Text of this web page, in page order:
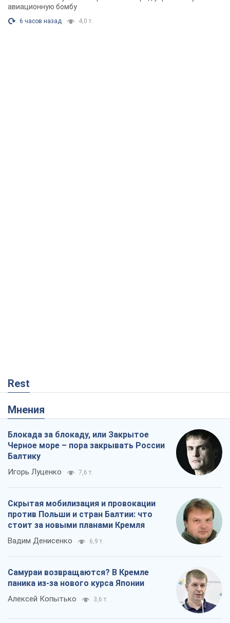
авиационную бомбу
6 часов назад 4,0 т.
Rest
Мнения
Блокада за блокаду, или Закрытое
Черное море – пора закрывать России
Балтику
Игорь Луценко 7,6 т.
Скрытая мобилизация и провокации
против Польши и стран Балтии: что
стоит за новыми планами Кремля
Вадим Денисенко 6,9 т.
Самураи возвращаются? В Кремле
паника из-за нового курса Японии
Алексей Копытько 3,6 т.